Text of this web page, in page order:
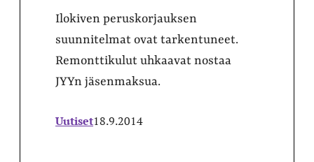
Ilokiven peruskorjauksen
suunnitelmat ovat tarkentuneet.
Remonttikulut uhkaavat nostaa
JYYn jäsenmaksua.
Uutiset18.9.2014